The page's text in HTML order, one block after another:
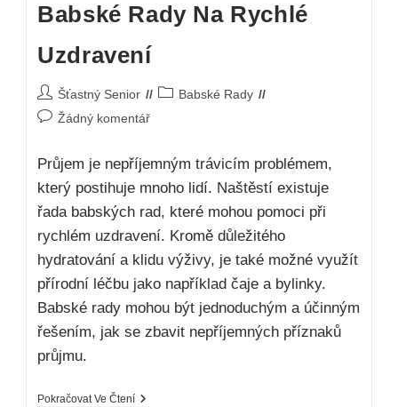
Babské Rady Na Rychlé
Uzdravení
Šťastný Senior
Babské Rady
Žádný komentář
Průjem je nepříjemným trávicím problémem,
který postihuje mnoho lidí. Naštěstí existuje
řada babských rad, které mohou pomoci při
rychlém uzdravení. Kromě důležitého
hydratování a klidu výživy, je také možné využít
přírodní léčbu jako například čaje a bylinky.
Babské rady mohou být jednoduchým a účinným
řešením, jak se zbavit nepříjemných příznaků
průjmu.
Pokračovat Ve Čtení